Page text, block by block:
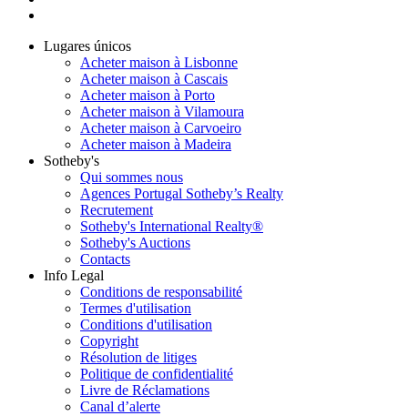
Lugares únicos
Acheter maison à Lisbonne
Acheter maison à Cascais
Acheter maison à Porto
Acheter maison à Vilamoura
Acheter maison à Carvoeiro
Acheter maison à Madeira
Sotheby's
Qui sommes nous
Agences Portugal Sotheby’s Realty
Recrutement
Sotheby's International Realty®
Sotheby's Auctions
Contacts
Info Legal
Conditions de responsabilité
Termes d'utilisation
Conditions d'utilisation
Copyright
Résolution de litiges
Politique de confidentialité
Livre de Réclamations
Canal d’alerte